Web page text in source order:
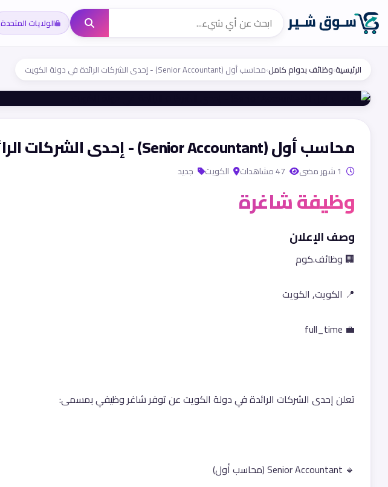
الولايات المتحدة
الرئيسية›وظائف بدوام كامل›محاسب أول (Senior Accountant) - إحدى الشركات الرائدة في دولة الكويت
محاسب أول (Senior Accountant) - إحدى الشركات الرائدة في دولة الكويت
الكويت جديد
وظيفة شاغرة
وصف الإعلان
🏢 وظائف.كوم
📍 الكويت, الكويت
💼 full_time
تعلن إحدى الشركات الرائدة في دولة الكويت عن توفر شاغر وظيفي بمسمى:
🔹 Senior Accountant (محاسب أول)